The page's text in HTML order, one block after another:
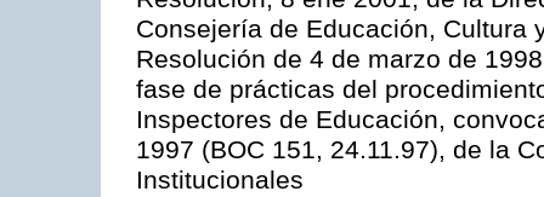
Consejería de Educación, Cultura
Resolución de 4 de marzo de
fase de prácticas del
Inspectores de Educación,
1997 (BOC 151, 24.11.97), de la
Institucionales